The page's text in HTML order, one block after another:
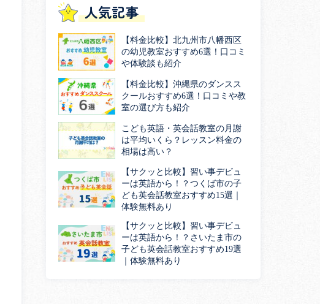
人気記事
【料金比較】北九州市八幡西区
の幼児教室おすすめ6選！口コミ
や体験談も紹介
【料金比較】沖縄県のダンスス
クールおすすめ6選！口コミや教
室の選び方も紹介
こども英語・英会話教室の月謝
は平均いくら？レッスン料金の
相場は高い？
【サクッと比較】習い事デビュ
ーは英語から！？つくば市の子
ども英会話教室おすすめ15選｜
体験無料あり
【サクッと比較】習い事デビュ
ーは英語から！？さいたま市の
子ども英会話教室おすすめ19選
｜体験無料あり